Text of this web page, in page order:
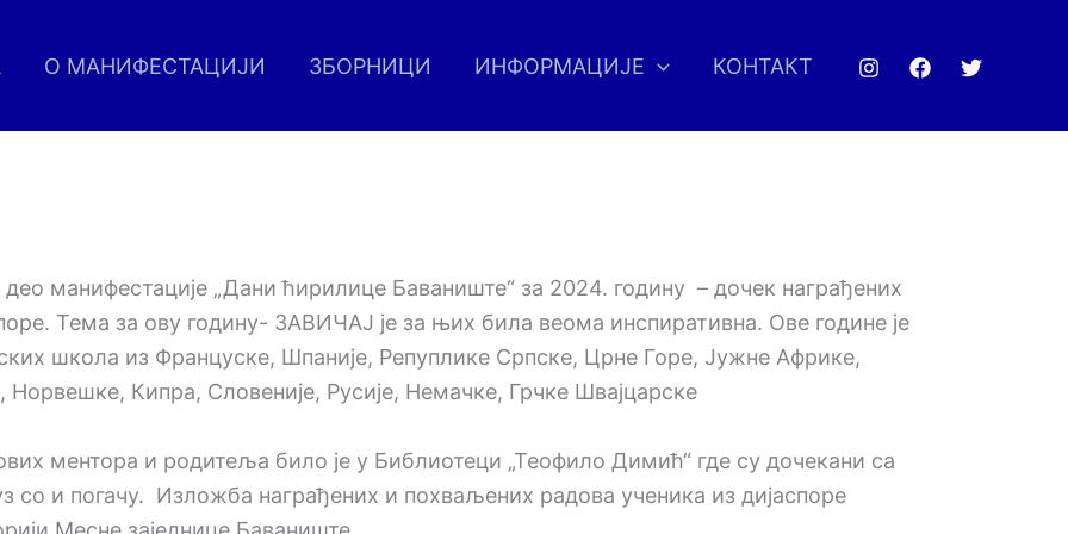
О МАНИФЕСТАЦИЈИ ЗБОРНИЦИ ИНФОРМАЦИЈЕ КОНТАКТ
део манифестације „Дани ћирилице Баваниште“ за 2024. годину – дочек награђених
Тема за ову годину- ЗАВИЧАЈ је за њих била веома инспиративна. Ове године је
школа из Француске, Шпаније, Репуплике Српске, Црне Горе, Јужне Африке,
Норвешке, Кипра, Словеније, Русије, Немачке, Грчке Швајцарске
ментора и родитеља било је у Библиотеци „Теофило Димић“ где су дочекани са
и погачу. Изложба награђених и похваљених радова ученика из дијаспоре